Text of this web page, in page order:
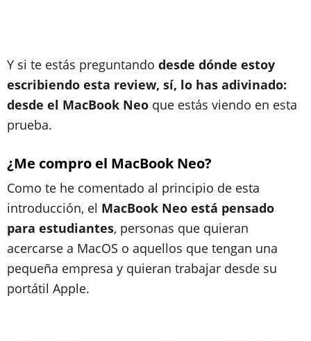
Y si te estás preguntando desde dónde estoy
escribiendo esta review, sí, lo has adivinado:
desde el MacBook Neo que estás viendo en esta
prueba.
¿Me compro el MacBook Neo?
Como te he comentado al principio de esta
introducción, el MacBook Neo está pensado
para estudiantes, personas que quieran
acercarse a MacOS o aquellos que tengan una
pequeña empresa y quieran trabajar desde su
portátil Apple.